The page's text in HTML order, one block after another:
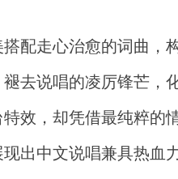
配走心治愈的词曲，
去说唱的凌厉锋芒，
效，却凭借最纯粹的
出中文说唱兼具热血